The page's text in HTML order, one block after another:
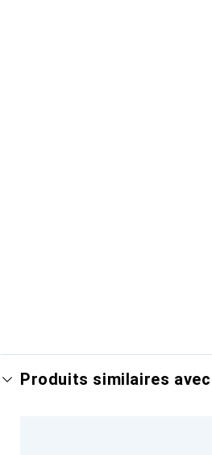
Produits similaires